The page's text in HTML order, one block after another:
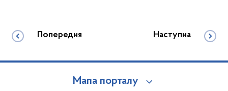
Попередня Наступна
Мапа порталу